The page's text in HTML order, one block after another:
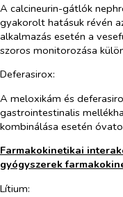
A calcineurin-gátlók
gyakorolt hatásuk révén
alkalmazás esetén a
szoros monitorozása
Deferasirox:
A meloxikám és
gastrointestinalis
kombinálása esetén
Farmakokinetikai
gyógyszerek
Lítium: